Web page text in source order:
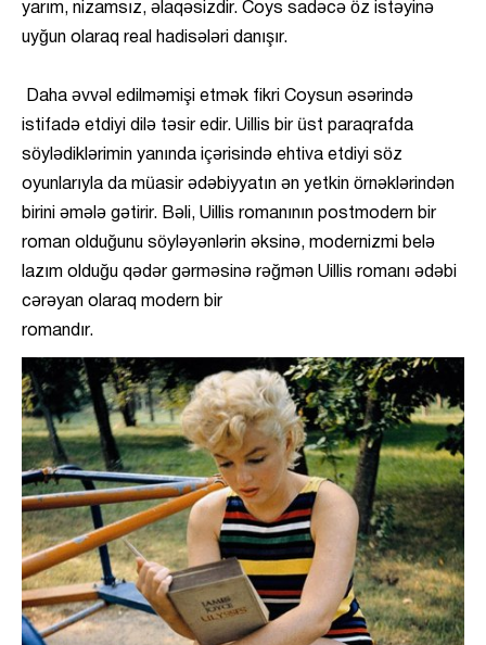
yarım, nizamsız, əlaqəsizdir. Coys sadəcə öz istəyinə
uyğun olaraq real hadisələri danışır.
Daha əvvəl edilməmişi etmək fikri Coysun əsərində
istifadə etdiyi dilə təsir edir. Uillis bir üst paraqrafda
söylədiklərimin yanında içərisində ehtiva etdiyi söz
oyunlarıyla da müasir ədəbiyyatın ən yetkin örnəklərindən
birini əmələ gətirir. Bəli, Uillis romanının postmodern bir
roman olduğunu söyləyənlərin əksinə, modernizmi belə
lazım olduğu qədər gərməsinə rəğmən Uillis romanı ədəbi
cərəyan olaraq modern bir